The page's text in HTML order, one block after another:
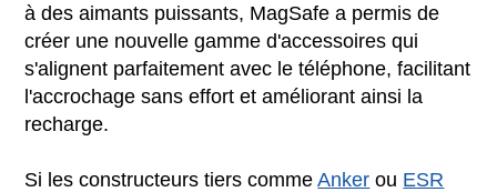
à des aimants puissants, MagSafe a permis de
créer une nouvelle gamme d'accessoires qui
s'alignent parfaitement avec le téléphone, facilitant
l'accrochage sans effort et améliorant ainsi la
recharge.
Si les constructeurs tiers commeAnker ou ESR